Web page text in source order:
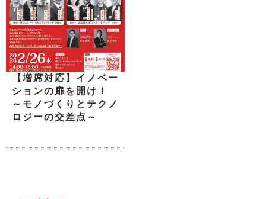
【増席対応】イノベー
ションの扉を開け！
～モノづくりとテクノ
ロジーの交差点～